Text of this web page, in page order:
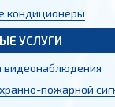
кондиционеры
УСЛУГИ
видеонаблюдения
пожарной